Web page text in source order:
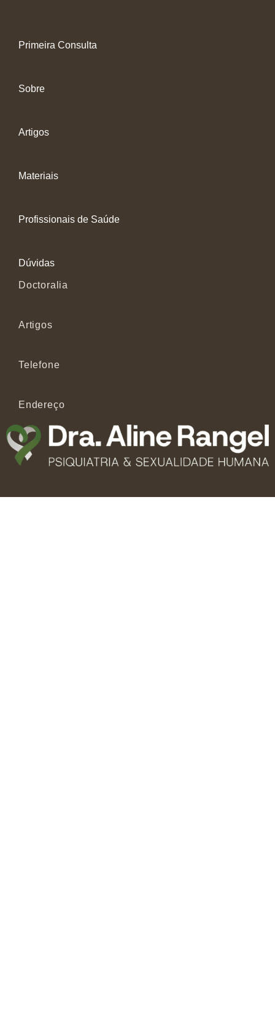
Primeira Consulta
Sobre
Artigos
Materiais
Profissionais de Saúde
Dúvidas
Doctoralia
Artigos
Telefone
Endereço